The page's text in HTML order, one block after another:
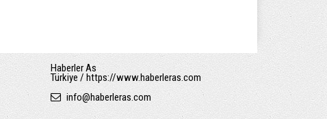
Haberler As
Türkiye / https://www.haberleras.com
info@haberleras.com